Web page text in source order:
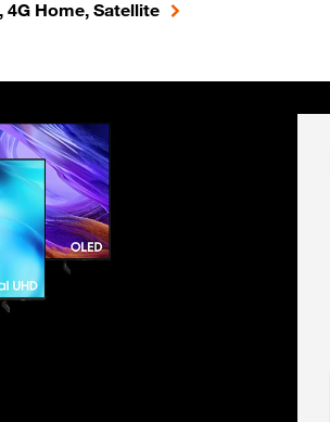
4G Home, Satellite